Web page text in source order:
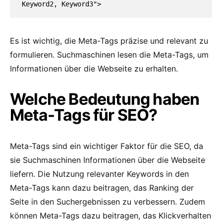
Keyword2, Keyword3">
Es ist wichtig, die Meta-Tags präzise und relevant zu
formulieren. Suchmaschinen lesen die Meta-Tags, um
Informationen über die Webseite zu erhalten.
Welche Bedeutung haben
Meta-Tags für SEO?
Meta-Tags sind ein wichtiger Faktor für die SEO, da
sie Suchmaschinen Informationen über die Webseite
liefern. Die Nutzung relevanter Keywords in den
Meta-Tags kann dazu beitragen, das Ranking der
Seite in den Suchergebnissen zu verbessern. Zudem
können Meta-Tags dazu beitragen, das Klickverhalten